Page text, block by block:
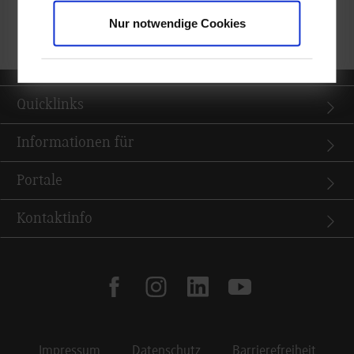
Nur notwendige Cookies
zurück zur Ergebnisliste
Quicklinks
Informationen für
Portale
Kontaktinfo
facebookinstagramlinkedinyoutube